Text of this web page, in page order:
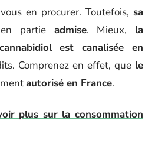
en procurer. Toutefois, sa
partie admise. Mieux, la
est canalisée en
Comprenez en effet, que le
autorisé en France.
plus sur la consommation